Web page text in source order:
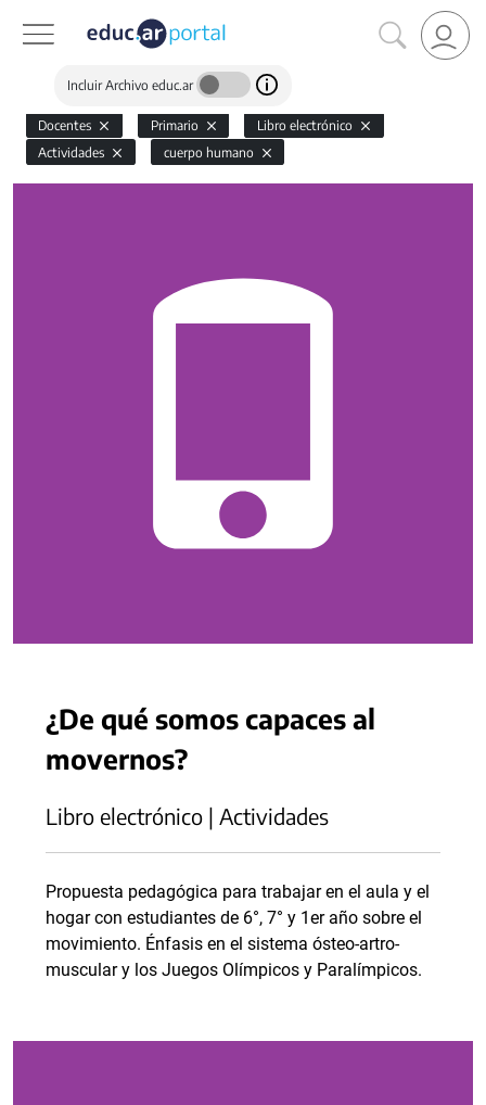
Incluir Archivo educ.ar
Docentes Primario
Libro electrónico
Actividades
cuerpo humano
¿De qué somos capaces al
movernos?
Libro electrónico | Actividades
Propuesta pedagógica para trabajar en el aula y el
hogar con estudiantes de 6°, 7° y 1er año sobre el
movimiento. Énfasis en el sistema ósteo-artro-
muscular y los Juegos Olímpicos y Paralímpicos.